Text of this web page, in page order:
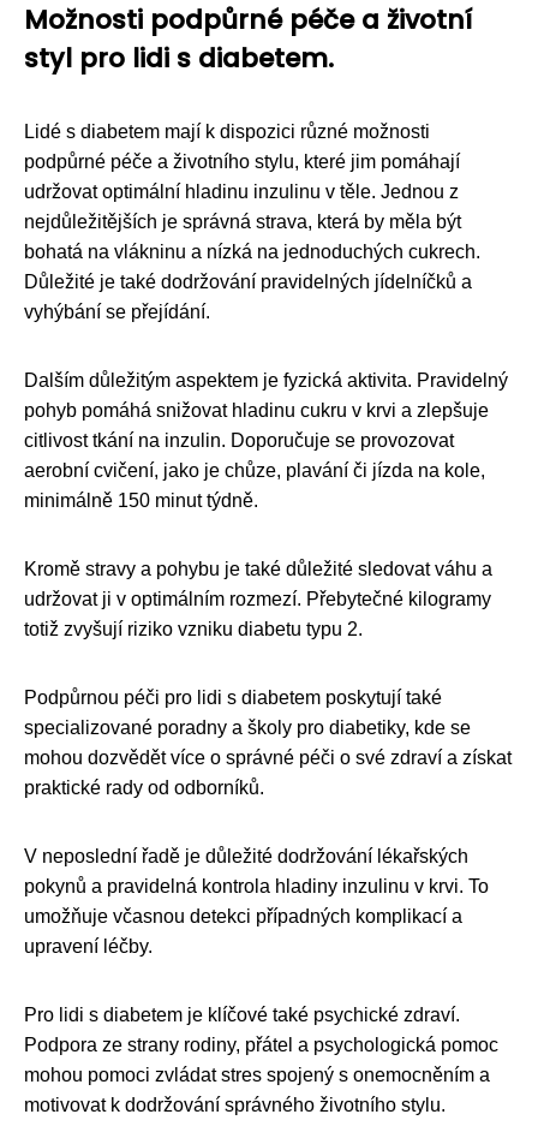
Možnosti podpůrné péče a životní
styl pro lidi s diabetem.
Lidé s diabetem mají k dispozici různé možnosti
podpůrné péče a životního stylu, které jim pomáhají
udržovat optimální hladinu inzulinu v těle. Jednou z
nejdůležitějších je správná strava, která by měla být
bohatá na vlákninu a nízká na jednoduchých cukrech.
Důležité je také dodržování pravidelných jídelníčků a
vyhýbání se přejídání.
Dalším důležitým aspektem je fyzická aktivita. Pravidelný
pohyb pomáhá snižovat hladinu cukru v krvi a zlepšuje
citlivost tkání na inzulin. Doporučuje se provozovat
aerobní cvičení, jako je chůze, plavání či jízda na kole,
minimálně 150 minut týdně.
Kromě stravy a pohybu je také důležité sledovat váhu a
udržovat ji v optimálním rozmezí. Přebytečné kilogramy
totiž zvyšují riziko vzniku diabetu typu 2.
Podpůrnou péči pro lidi s diabetem poskytují také
specializované poradny a školy pro diabetiky, kde se
mohou dozvědět více o správné péči o své zdraví a získat
praktické rady od odborníků.
V neposlední řadě je důležité dodržování lékařských
pokynů a pravidelná kontrola hladiny inzulinu v krvi. To
umožňuje včasnou detekci případných komplikací a
upravení léčby.
Pro lidi s diabetem je klíčové také psychické zdraví.
Podpora ze strany rodiny, přátel a psychologická pomoc
mohou pomoci zvládat stres spojený s onemocněním a
motivovat k dodržování správného životního stylu.